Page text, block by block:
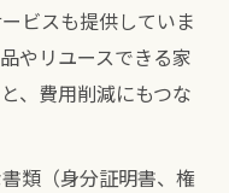
ビスも提供していま
やリユースできる家
、費用削減にもつな
類（身分証明書、権